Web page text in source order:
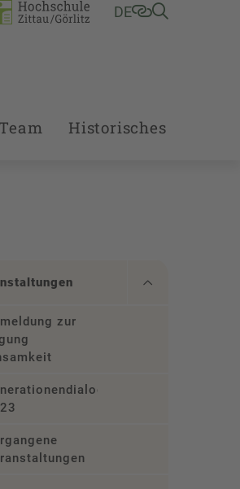
DE
Team Historisches
zur